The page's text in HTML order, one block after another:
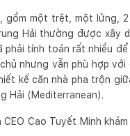
gồm một trệt, một lửng, 2
Hải thường được xây
phải tính toán rất nhiều để
nhưng vẫn phù hợp với
kế căn nhà pha trộn
Hải (Mediterranean).
Cao Tuyết Minh khám